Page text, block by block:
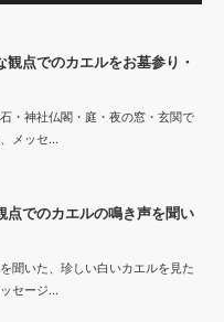
観点でのカエルをお墓参り・
・神社仏閣・庭・夜の窓・玄関で
メッセ…
点でのカエルの鳴き声を聞い
聞いた、珍しい白いカエルを見た
セージ…